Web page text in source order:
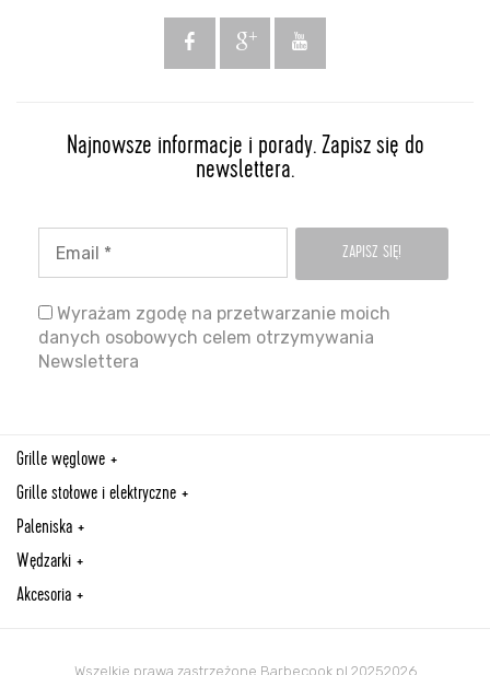
Najnowsze informacje i porady. Zapisz się do
newslettera.
Wyrażam zgodę na przetwarzanie moich
danych osobowych celem otrzymywania
Newslettera
Grille węglowe
Grille stołowe i elektryczne
Paleniska
Wędzarki
Akcesoria
Wszelkie prawa zastrzeżone Barbecook.pl 20252026